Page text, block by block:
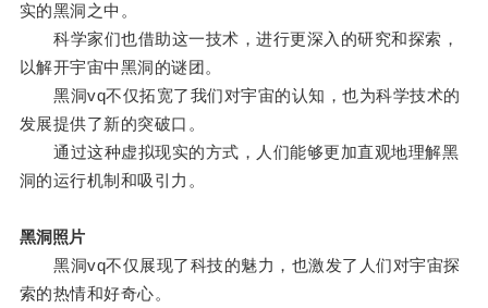
实的黑洞之中。
科学家们也借助这一技术，进行更深入的研究和探索，
以解开宇宙中黑洞的谜团。
黑洞vq不仅拓宽了我们对宇宙的认知，也为科学技术的
发展提供了新的突破口。
通过这种虚拟现实的方式，人们能够更加直观地理解黑
洞的运行机制和吸引力。
黑洞照片
黑洞vq不仅展现了科技的魅力，也激发了人们对宇宙探
索的热情和好奇心。